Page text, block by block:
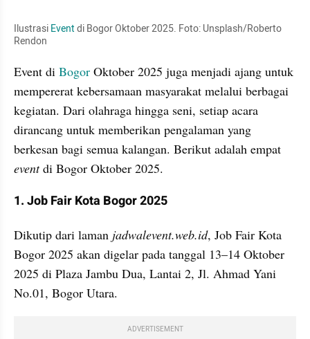
Ilustrasi Event di Bogor Oktober 2025. Foto: Unsplash/Roberto
Rendon
Event di Bogor Oktober 2025 juga menjadi ajang untuk
mempererat kebersamaan masyarakat melalui berbagai
kegiatan. Dari olahraga hingga seni, setiap acara
dirancang untuk memberikan pengalaman yang
event di Bogor Oktober 2025.
1. Job Fair Kota Bogor 2025
Dikutip dari laman jadwalevent.web.id, Job Fair Kota
Bogor 2025 akan digelar pada tanggal 13–14 Oktober
2025 di Plaza Jambu Dua, Lantai 2, Jl. Ahmad Yani
No.01, Bogor Utara.
ADVERTISEMENT